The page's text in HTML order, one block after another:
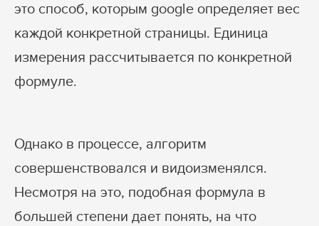
это способ, которым google определяет вес
каждой конкретной страницы. Единица
измерения рассчитывается по конкретной
формуле.
Однако в процессе, алгоритм
совершенствовался и видоизменялся.
Несмотря на это, подобная формула в
большей степени дает понять, на что